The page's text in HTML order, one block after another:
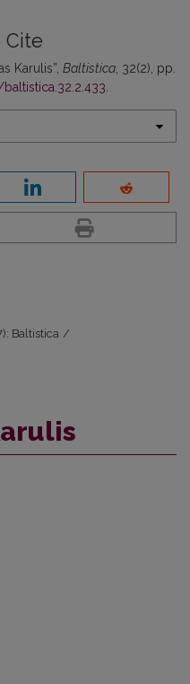
Cite
Karulis”, Baltistica, 32(2), pp.
.
Baltistica /